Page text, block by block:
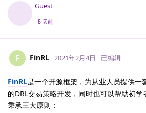
Guest
8 天前
F FinRL 2021年2月4日 已编辑
FinRL是一个开源框架，为从业人员提供一
的DRL交易策略开发，同时也可以帮助初
秉承三大原则：